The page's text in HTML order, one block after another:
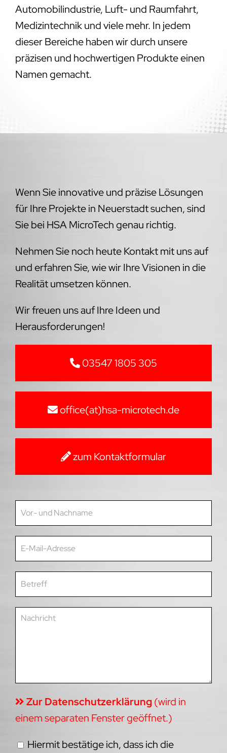
Automobilindustrie, Luft- und Raumfahrt,
Medizintechnik und viele mehr. In jedem
dieser Bereiche haben wir durch unsere
präzisen und hochwertigen Produkte einen
Namen gemacht.
Wenn Sie innovative und präzise Lösungen
für Ihre Projekte in Neuerstadt suchen, sind
Sie bei HSA MicroTech genau richtig.
Nehmen Sie noch heute Kontakt mit uns auf
und erfahren Sie, wie wir Ihre Visionen in die
Realität umsetzen können.
Wir freuen uns auf Ihre Ideen und
Herausforderungen!
03547 1805 305
office(at)hsa-microtech.de
zum Kontaktformular
Zur Datenschutzerklärung(wird in
einem separaten Fenster geöffnet.)
Hiermit bestätige ich, dass ich die